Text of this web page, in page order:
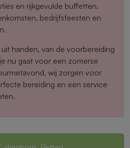
en rijkgevulde buffetten.
bedrijfsfeesten en
handen, van de voorbereiding
nu gaat voor een zomerse
wij zorgen voor
bereiding en een service